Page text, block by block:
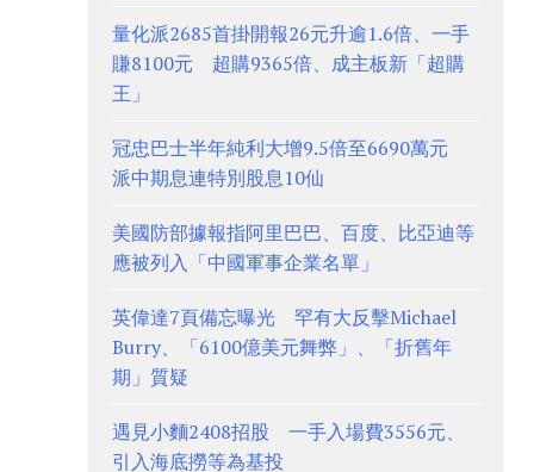
量化派2685首掛開報26元升逾1.6倍、一手
賺8100元 超購9365倍、成主板新「超購
王」
冠忠巴士半年純利大增9.5倍至6690萬元
派中期息連特別股息10仙
美國防部據報指阿里巴巴、百度、比亞迪等
應被列入「中國軍事企業名單」
英偉達7頁備忘曝光 罕有大反擊Michael
Burry、「6100億美元舞弊」、「折舊年
期」質疑
遇見小麵2408招股 一手入場費3556元、
引入海底撈等為基投